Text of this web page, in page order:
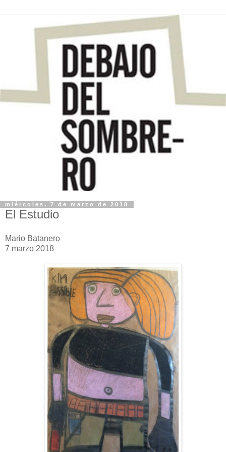
miércoles, 7 de marzo de 2018
El Estudio
Mario Batanero
7 marzo 2018